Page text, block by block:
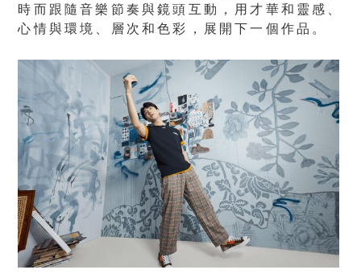
時而跟隨音樂節奏與鏡頭互動，用才華和靈感、
心情與環境、層次和色彩，展開下一個作品。